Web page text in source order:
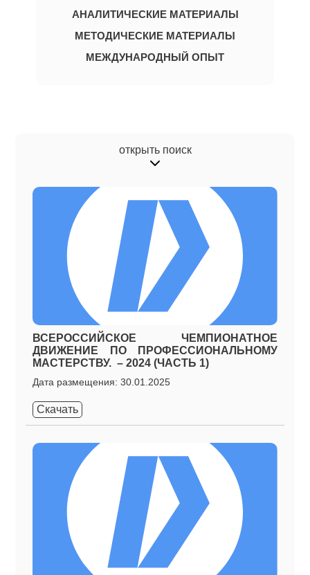
АНАЛИТИЧЕСКИЕ МАТЕРИАЛЫ
МЕТОДИЧЕСКИЕ МАТЕРИАЛЫ
МЕЖДУНАРОДНЫЙ ОПЫТ
открыть поиск
ВСЕРОССИЙСКОЕ ЧЕМПИОНАТНОЕ
ДВИЖЕНИЕ ПО ПРОФЕССИОНАЛЬНОМУ
МАСТЕРСТВУ. – 2024 (ЧАСТЬ 1)
Дата размещения: 30.01.2025
Скачать